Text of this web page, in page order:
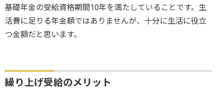
基礎年金の受給資格期間10年を満たしていることです。生
活費に足りる年金額ではありませんが、十分に生活に役立
つ金額だと思います。
繰り上げ受給のメリット